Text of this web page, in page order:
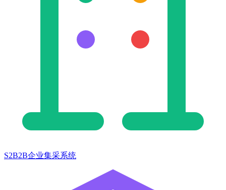
S2B2B企业集采系统